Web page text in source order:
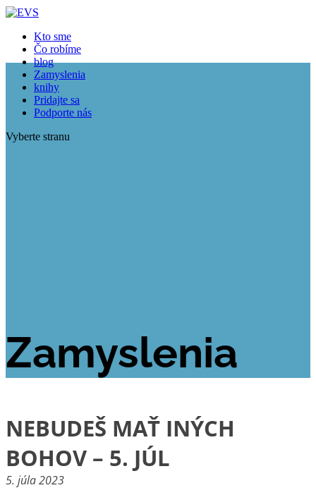
Kto sme
Čo robíme
blog
Zamyslenia
knihy
Pridajte sa
Podporte nás
Vyberte stranu
Zamyslenia
NEBUDEŠ MAŤ INÝCH
BOHOV – 5. JÚL
5. júla 2023